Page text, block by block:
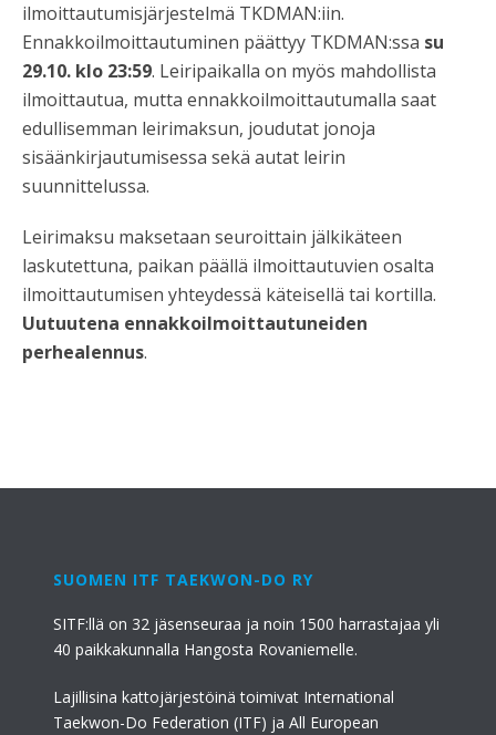
ilmoittautumisjärjestelmä TKDMAN:iin.
Ennakkoilmoittautuminen päättyy TKDMAN:ssa su
29.10. klo 23:59. Leiripaikalla on myös mahdollista
ilmoittautua, mutta ennakkoilmoittautumalla saat
edullisemman leirimaksun, joudutat jonoja
sisäänkirjautumisessa sekä autat leirin
suunnittelussa.
Leirimaksu maksetaan seuroittain jälkikäteen
laskutettuna, paikan päällä ilmoittautuvien osalta
ilmoittautumisen yhteydessä käteisellä tai kortilla.
Uutuutena ennakkoilmoittautuneiden
perhealennus.
SUOMEN ITF TAEKWON-DO RY
SITF:llä on 32 jäsenseuraa ja noin 1500 harrastajaa yli
40 paikkakunnalla Hangosta Rovaniemelle.
Lajillisina kattojärjestöinä toimivat International
Taekwon-Do Federation (ITF) ja All European